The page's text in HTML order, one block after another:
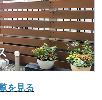
を見る